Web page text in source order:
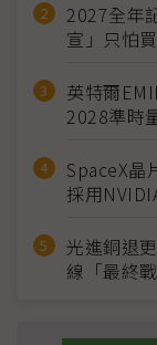
2027全年
宣」只怕
英特爾
2028準時
SpaceX
採用
光進銅退
線「最終戰